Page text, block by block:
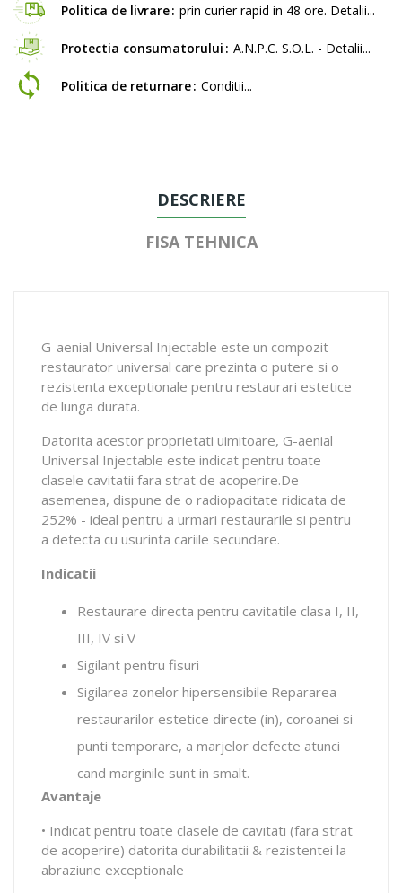
Politica de livrare prin curier rapid in 48 ore. Detalii...
Protectia consumatorului A.N.P.C. S.O.L. - Detalii...
Politica de returnare Conditii...
DESCRIERE
FISA TEHNICA
G-aenial Universal Injectable este un compozit
restaurator universal care prezinta o putere si o
rezistenta exceptionale pentru restaurari estetice
de lunga durata.
Datorita acestor proprietati uimitoare, G-aenial
Universal Injectable este indicat pentru toate
clasele cavitatii fara strat de acoperire.De
asemenea, dispune de o radiopacitate ridicata de
252% - ideal pentru a urmari restaurarile si pentru
a detecta cu usurinta cariile secundare.
Indicatii
Restaurare directa pentru cavitatile clasa I, II,
III, IV si V
Sigilant pentru fisuri
Sigilarea zonelor hipersensibile Repararea
restaurarilor estetice directe (in), coroanei si
punti temporare, a marjelor defecte atunci
cand marginile sunt in smalt.
Avantaje
• Indicat pentru toate clasele de cavitati (fara strat
de acoperire) datorita durabilitatii & rezistentei la
abraziune exceptionale